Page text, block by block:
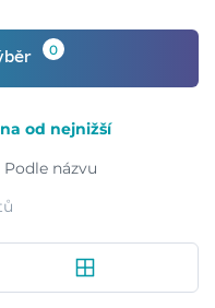
0
od nejnižší
Podle názvu